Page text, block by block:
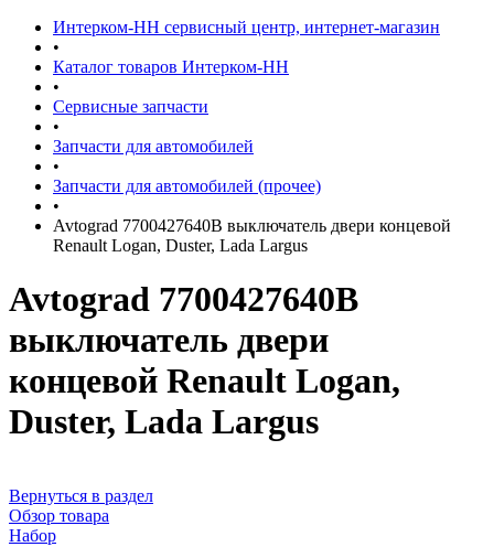
Интерком-НН сервисный центр, интернет-магазин
•
Каталог товаров Интерком-НН
•
Сервисные запчасти
•
Запчасти для автомобилей
•
Запчасти для автомобилей (прочее)
•
Avtograd 7700427640B выключатель двери концевой
Renault Logan, Duster, Lada Largus
Avtograd 7700427640B
выключатель двери
концевой Renault Logan,
Duster, Lada Largus
Вернуться в раздел
Обзор товара
Набор